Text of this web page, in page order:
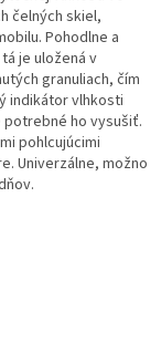
čelných skiel,
Pohodlne a
je uložená v
granuliach, čím
indikátor vlhkosti
ho vysušiť.
pohlcujúcimi
Univerzálne, možno